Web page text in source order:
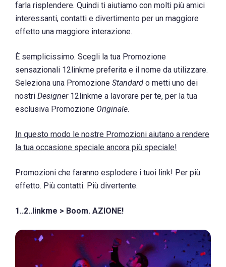
farla risplendere. Quindi ti aiutiamo con molti più amici
interessanti, contatti e divertimento per un maggiore
effetto una maggiore interazione.
È semplicissimo. Scegli la tua Promozione
sensazionali 12linkme preferita e il nome da utilizzare.
Seleziona una Promozione Standard o metti uno dei
nostri Designer12linkme a lavorare per te, per la tua
esclusiva Promozione Originale.
In questo modo le nostre Promozioni aiutano a rendere
la tua occasione speciale ancora più speciale!
Promozioni che faranno esplodere i tuoi link! Per più
effetto. Più contatti. Più divertente.
1..2..linkme > Boom. AZIONE!